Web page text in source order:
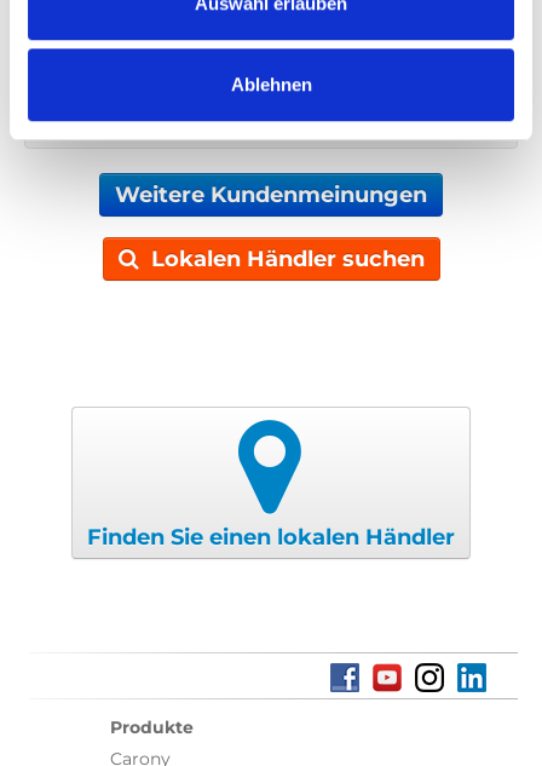
Ablehnen
Weitere Kundenmeinungen
Lokalen Händler suchen
Finden Sie einen lokalen Händler
Produkte
Carony